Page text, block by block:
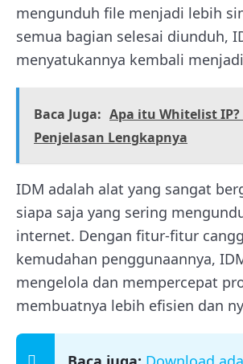
mengunduh file menjadi lebih
semua bagian selesai diunduh,
menyatukannya kembali
Baca Juga: Apa itu Whitelist IP?
Penjelasan Lengkapnya
IDM adalah alat yang sangat
siapa saja yang sering
internet. Dengan fitur-fitur
kemudahan penggunaannya,
mengelola dan mempercepat
membuatnya lebih efisien dan